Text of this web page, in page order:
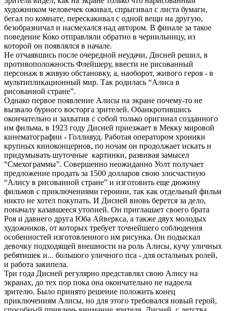
художником человечек оживал, спрыгивал с листа бумаги,
бегал по комнате, перескакивал с одной вещи на другую,
безобразничал и насмехался над автором. В финале за такое
поведение Коко отправляли обратно в чернильницу, из
которой он появлялся в начале.
Не отчаявшись после очередной неудачи, Дисней решил, в
противоположность Флейшеру, ввести не рисованный
персонаж в живую обстановку, а, наоборот, живого героя - в
мультипликационный мир. Так родилась “Алиса в
рисованной стране”.
Однако первое появление Алисы на экране почему-то не
вызвало бурного восторга зрителей. Обанкротившись
окончательно и захватив с собой только оригинал созданного
им фильма, в 1923 году Дисней приезжает в Мекку мировой
кинематографии - Голливуд. Работая оператором хроники
крупных киноконцернов, по ночам он продолжает искать и
придумывать шуточные картинки, развивая замысел
“Смехограммы”. Совершенно неожиданно Уолт получает
предложение продать за 1500 долларов свою злосчастную
“Алису в рисованной стране” и изготовить еще дюжину
фильмов с приключениями героини, так как отдельный фильм
никто не хотел покупать. И Дисней вновь берется за дело,
поначалу казавшееся утопией. Он приглашает своего брата
Роя и давнего друга Юба Айверкса, а также двух молодых
художников, от которых требует точнейшего соблюдения
особенностей изготовленного им рисунка. Он подыскал
девочку подходящей внешности на роль Алисы, кучу уличных
ребятишек и... большого уличного пса - для остальных ролей,
и работа закипела.
Три года Дисней регулярно представлял свою Алису на
экранах, до тех пор пока она окончательно не надоела
зрителю. Было принято решение положить конец
приключениям Алисы, но для этого требовался новый герой,